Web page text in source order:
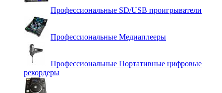
Профессиональные SD/USB проигрыватели
Профессиональные Медиаплееры
Профессиональные Портативные цифровые
рекордеры